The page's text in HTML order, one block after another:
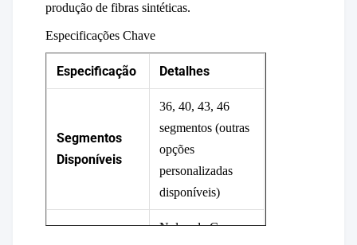
produção de fibras sintéticas.
Especificações Chave
Especificação Detalhes
Segmentos
Disponíveis
36, 40, 43, 46
segmentos (outras
opções
personalizadas
disponíveis)
Nylon de Grau